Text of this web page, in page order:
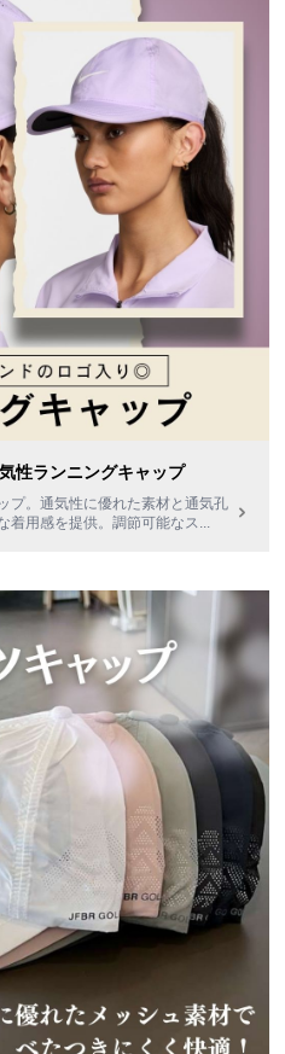
性ランニングキャップ
プ。通気性に優れた素材と通気孔
着用感を提供。調節可能なス